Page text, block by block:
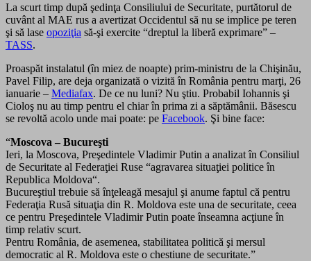
La scurt timp după şedinţa Consiliului de Securitate, purtătorul de
cuvânt al MAE rus a avertizat Occidentul să nu se implice pe teren
şi să lase opoziţia să-şi exercite “dreptul la liberă exprimare” –
TASS.
Proaspăt instalatul (în miez de noapte) prim-ministru de la Chişinău,
Pavel Filip, are deja organizată o vizită în România pentru marţi, 26
ianuarie – Mediafax. De ce nu luni? Nu ştiu. Probabil Iohannis şi
Cioloş nu au timp pentru el chiar în prima zi a săptămânii. Băsescu
se revoltă acolo unde mai poate: pe Facebook. Şi bine face:
“Moscova – Bucureşti
Ieri, la Moscova, Preşedintele Vladimir Putin a analizat în Consiliul
de Securitate al Federaţiei Ruse “agravarea situaţiei politice în
Republica Moldova“.
Bucureştiul trebuie să înţeleagă mesajul şi anume faptul că pentru
Federaţia Rusă situaţia din R. Moldova este una de securitate, ceea
ce pentru Preşedintele Vladimir Putin poate înseamna acţiune în
timp relativ scurt.
Pentru România, de asemenea, stabilitatea politică şi mersul
democratic al R. Moldova este o chestiune de securitate.”